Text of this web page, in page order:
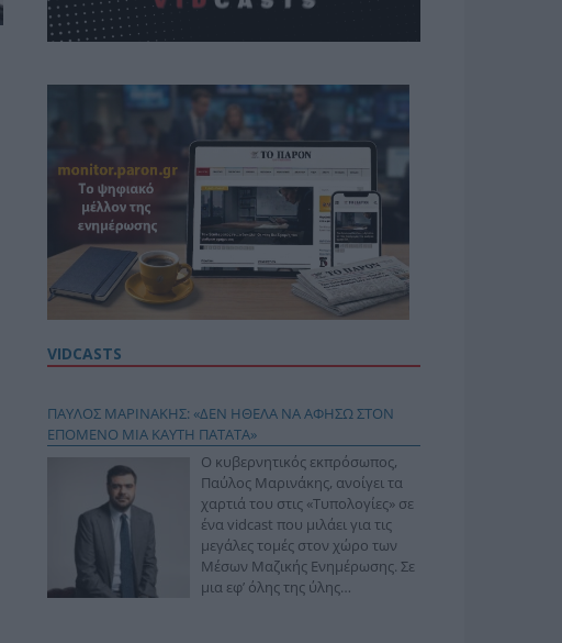
VIDCASTS
ΠΑΥΛΟΣ ΜΑΡΙΝΑΚΗΣ: «ΔΕΝ ΗΘΕΛΑ ΝΑ ΑΦΗΣΩ ΣΤΟΝ
ΕΠΟΜΕΝΟ ΜΙΑ ΚΑΥΤΗ ΠΑΤΑΤΑ»
Ο κυβερνητικός εκπρόσωπος,
Παύλος Μαρινάκης, ανοίγει τα
χαρτιά του στις «Τυπολογίες» σε
ένα vidcast που μιλάει για τις
μεγάλες τομές στον χώρο των
Μέσων Μαζικής Ενημέρωσης. Σε
μια εφ’ όλης της ύλης